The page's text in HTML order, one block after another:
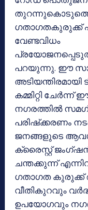
ഗതാഗതകുരുക്ക്
വേണ്ടവിധം
പറയുന്നു. ഈ
കമ്മിറ്റി
നഗരത്തില്‍
പരിഷ്‌ക്കരണം
ജനങ്ങളുടെ
ക്രൈസ്റ്റ്
ചന്തക്കുന്ന്
ഗതാഗത
വീതികുറവും
ഉപയോഗവും